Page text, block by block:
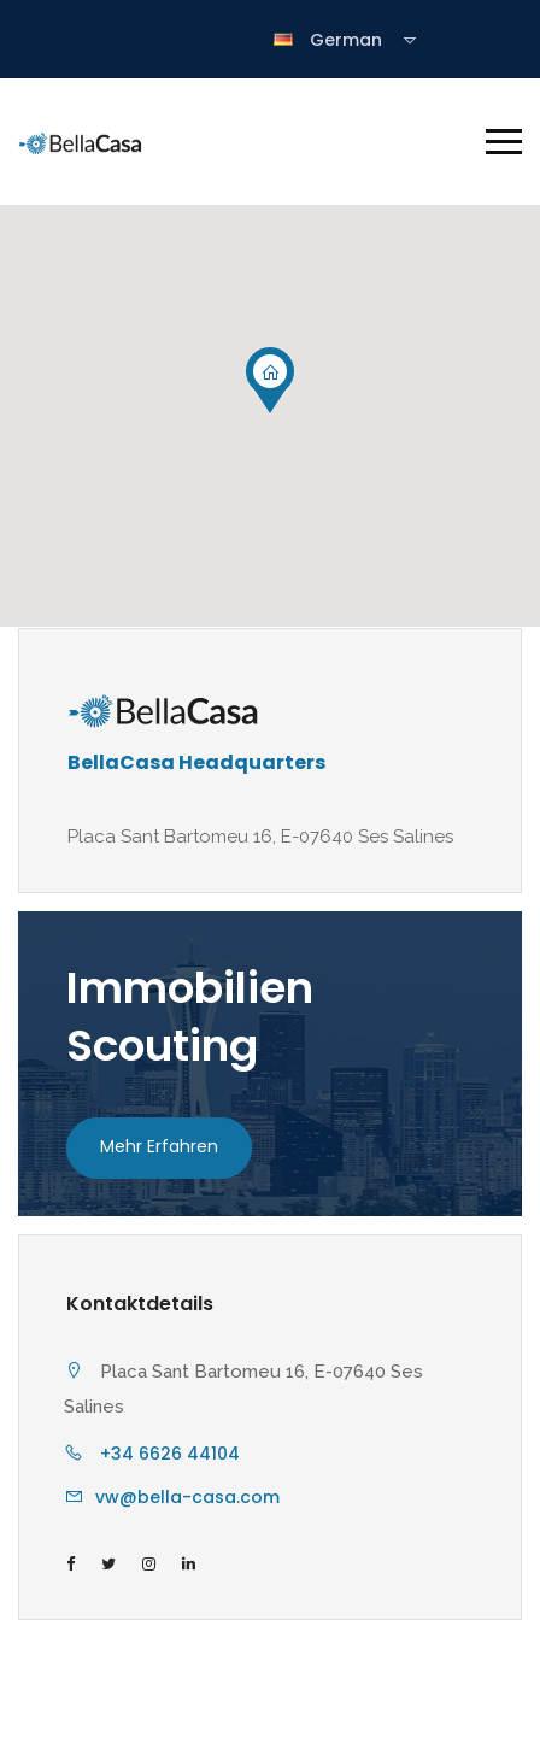
German
BellaCasa Headquarters
Placa Sant Bartomeu 16, E-07640 Ses Salines
Immobilien
Scouting
Mehr Erfahren
Kontaktdetails
Placa Sant Bartomeu 16, E-07640 Ses
Salines
+34 6626 44104
vw@bella-casa.com